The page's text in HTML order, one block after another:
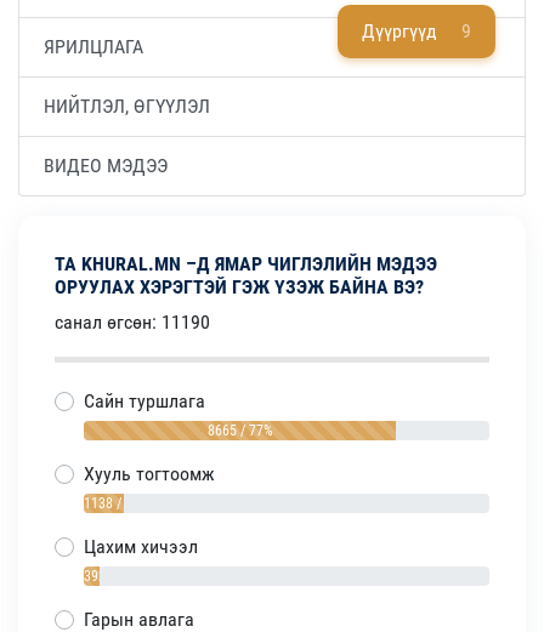
Дүүргүүд 9
ЯРИЛЦЛАГА
НИЙТЛЭЛ, ӨГҮҮЛЭЛ
ВИДЕО МЭДЭЭ
ТА KHURAL.MN –Д ЯМАР ЧИГЛЭЛИЙН МЭДЭЭ
ОРУУЛАХ ХЭРЭГТЭЙ ГЭЖ ҮЗЭЖ БАЙНА ВЭ?
санал өгсөн: 11190
Сайн туршлага
8665 / 77%
Хууль тогтоомж
1138 / 10%
Цахим хичээл
392 / 4%
Гарын авлага